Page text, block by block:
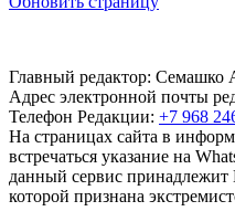
Главный редактор: Семашко
Адрес электронной почты
Телефон Редакции: +7 968
На страницах сайта в
встречаться указание на
данный сервис принадлежит
которой признана